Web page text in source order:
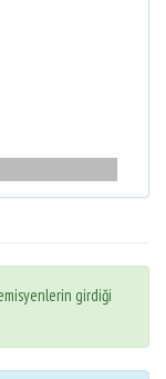
girdiği